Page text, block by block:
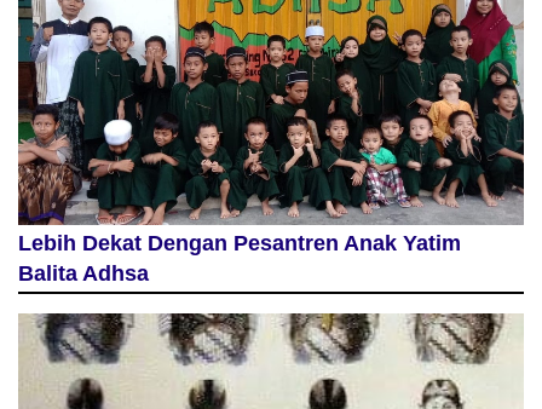
Lebih Dekat Dengan Pesantren Anak Yatim
Balita Adhsa